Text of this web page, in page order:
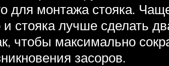
монтажа стояка.
стояка лучше сделать
чтобы максимально
засоров.